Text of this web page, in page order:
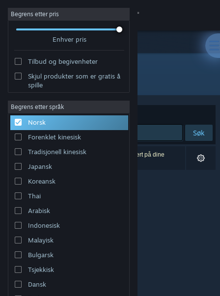
Logg inn
Om
Kundestøtte
Bytt språk
Skaff deg Steam-appen på mobil
Vis skrivebordsversjon
Begrens etter pris
Enhver pris
Tilbud og begivenheter
Skjul produkter som er gratis å
spille
Begrens etter språk
Norsk
Forenklet kinesisk
Tradisjonell kinesisk
Japansk
Koreansk
Thai
Arabisk
Indonesisk
Malayisk
Bulgarsk
Tsjekkisk
Dansk
Utgiver: Anate Studio
Sorter etter Relevans
Søk
0 treff på søket. 8 produkter er blitt utelukket basert på dine
innstillinger.